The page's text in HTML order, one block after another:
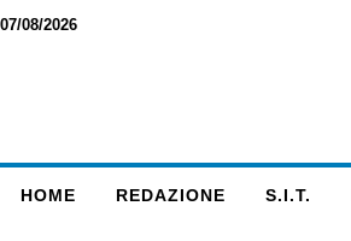
07/08/2026
HOME REDAZIONE S.I.T.